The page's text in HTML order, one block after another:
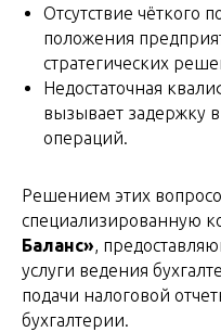
Отсутствие чёткого
положения
стратегических
Недостаточная
вызывает задержку
операций.
Решением этих
специализированную
Баланс»,
услуги ведения
подачи налоговой
бухгалтерии.